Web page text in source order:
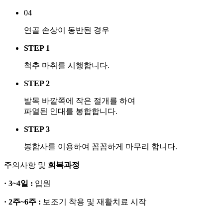
04
연골 손상이 동반된 경우
STEP 1
척추 마취를 시행합니다.
STEP 2
발목 바깥쪽에 작은 절개를 하여
파열된 인대를 봉합합니다.
STEP 3
봉합사를 이용하여 꼼꼼하게 마무리 합니다.
주의사항 및 회복과정
· 3~4일 : 입원
· 2주~6주 : 보조기 착용 및 재활치료 시작